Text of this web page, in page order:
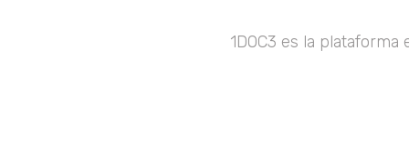
1DOC3 es la